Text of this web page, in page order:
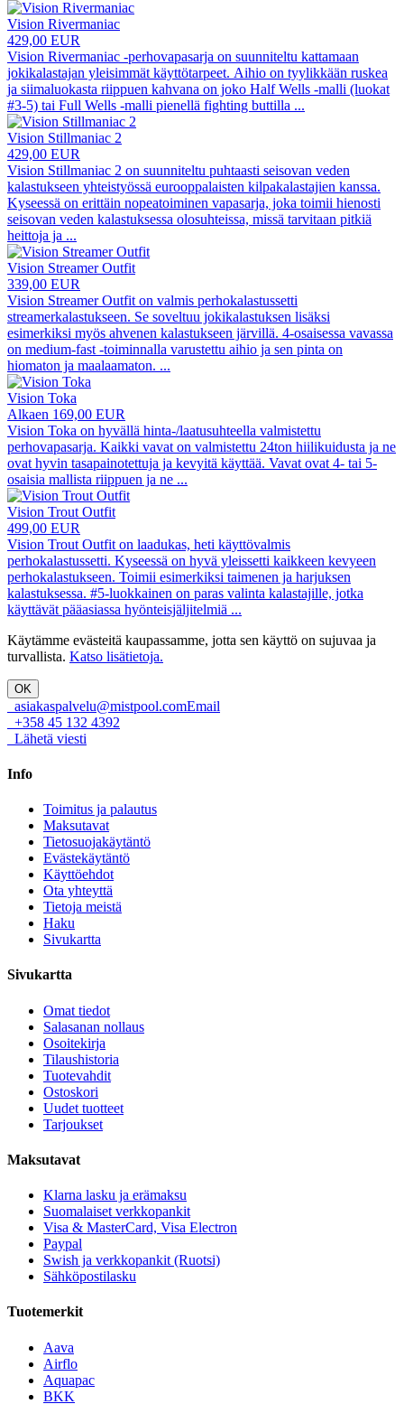
Vision Rivermaniac
429,00 EUR
Vision Rivermaniac -perhovapasarja on suunniteltu kattamaan
jokikalastajan yleisimmät käyttötarpeet. Aihio on tyylikkään ruskea
ja siimaluokasta riippuen kahvana on joko Half Wells -malli (luokat
#3-5) tai Full Wells -malli pienellä fighting buttilla ...
Vision Stillmaniac 2
429,00 EUR
Vision Stillmaniac 2 on suunniteltu puhtaasti seisovan veden
kalastukseen yhteistyössä eurooppalaisten kilpakalastajien kanssa.
Kyseessä on erittäin nopeatoiminen vapasarja, joka toimii hienosti
seisovan veden kalastuksessa olosuhteissa, missä tarvitaan pitkiä
heittoja ja ...
Vision Streamer Outfit
339,00 EUR
Vision Streamer Outfit on valmis perhokalastussetti
streamerkalastukseen. Se soveltuu jokikalastuksen lisäksi
esimerkiksi myös ahvenen kalastukseen järvillä. 4-osaisessa vavassa
on medium-fast -toiminnalla varustettu aihio ja sen pinta on
hiomaton ja maalaamaton. ...
Vision Toka
Alkaen 169,00 EUR
Vision Toka on hyvällä hinta-/laatusuhteella valmistettu
perhovapasarja. Kaikki vavat on valmistettu 24ton hiilikuidusta ja ne
ovat hyvin tasapainotettuja ja kevyitä käyttää. Vavat ovat 4- tai 5-
osaisia mallista riippuen ja ne ...
Vision Trout Outfit
499,00 EUR
Vision Trout Outfit on laadukas, heti käyttövalmis
perhokalastussetti. Kyseessä on hyvä yleissetti kaikkeen kevyeen
perhokalastukseen. Toimii esimerkiksi taimenen ja harjuksen
kalastuksessa. #5-luokkainen on paras valinta kalastajille, jotka
käyttävät pääasiassa hyönteisjäljitelmiä ...
Käytämme evästeitä kaupassamme, jotta sen käyttö on sujuvaa ja
turvallista. Katso lisätietoja.
OK
asiakaspalvelu@mistpool.comEmail
+358 45 132 4392
Lähetä viesti
Info
Toimitus ja palautus
Maksutavat
Tietosuojakäytäntö
Evästekäytäntö
Käyttöehdot
Ota yhteyttä
Tietoja meistä
Haku
Sivukartta
Sivukartta
Omat tiedot
Salasanan nollaus
Osoitekirja
Tilaushistoria
Tuotevahdit
Ostoskori
Uudet tuotteet
Tarjoukset
Maksutavat
Klarna lasku ja erämaksu
Suomalaiset verkkopankit
Visa & MasterCard, Visa Electron
Paypal
Swish ja verkkopankit (Ruotsi)
Sähköpostilasku
Tuotemerkit
Aava
Airflo
Aquapac
BKK